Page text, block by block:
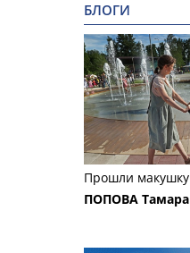
БЛОГИ
Прошли макушку
ПОПОВА Тамара